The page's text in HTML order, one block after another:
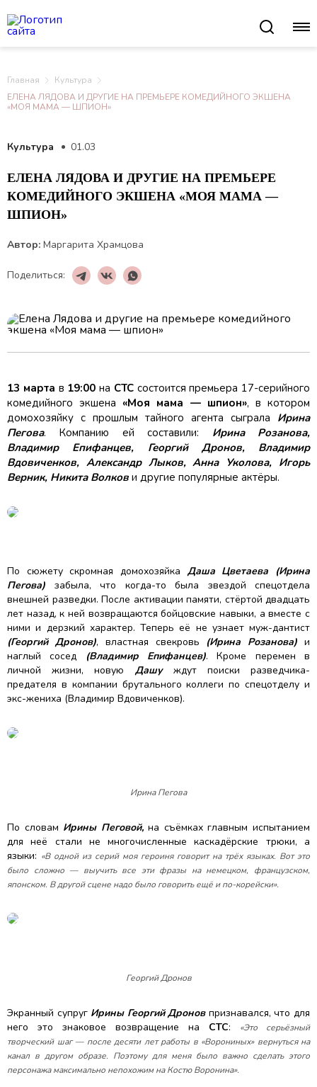
Главная
Культура
ЕЛЕНА ЛЯДОВА И ДРУГИЕ НА ПРЕМЬЕРЕ КОМЕДИЙНОГО ЭКШЕНА
«МОЯ МАМА — ШПИОН»
Культура 01.03
ЕЛЕНА ЛЯДОВА И ДРУГИЕ НА ПРЕМЬЕРЕ
КОМЕДИЙНОГО ЭКШЕНА «МОЯ МАМА —
ШПИОН»
Автор: Маргарита Храмцова
Поделиться:
13 марта в 19:00 на СТС состоится премьера 17-серийного
комедийного экшена «Моя мама — шпион», в котором
домохозяйку с прошлым тайного агента сыграла Ирина
Пегова. Компанию ей составили: Ирина Розанова,
Владимир Епифанцев, Георгий Дронов, Владимир
Вдовиченков, Александр Лыков, Анна Уколова, Игорь
Верник, Никита Волков и другие популярные актёры.
По сюжету скромная домохозяйка Даша Цветаева (Ирина
Пегова) забыла, что когда-то была звездой спецотдела
внешней разведки. После активации памяти, стёртой двадцать
лет назад, к ней возвращаются бойцовские навыки, а вместе с
ними и дерзкий характер. Теперь её не узнает муж-дантист
(Георгий Дронов), властная свекровь (Ирина Розанова) и
наглый сосед
(Владимир Епифанцев). Кроме перемен в
личной жизни, новую Дашу ждут поиски разведчика-
предателя в компании брутального коллеги по спецотделу и
экс-жениха (Владимир Вдовиченков).
Ирина Пегова
По словам Ирины Пеговой,на съёмках главным испытанием
для неё стали не многочисленные каскадёрские трюки, а
языки: «В одной из серий моя героиня говорит на трёх языках. Вот это
было сложно — выучить все эти фразы на немецком, французском,
японском. В другой сцене надо было говорить ещё и по-корейски».
Георгий Дронов
Экранный супруг Ирины Георгий Дроновпризнавался, что для
него это знаковое возвращение на СТС:
«Это серьёзный
творческий шаг — после десяти лет работы в «Ворониных» вернуться на
канал в другом образе. Поэтому для меня было важно сделать этого
персонажа максимально непохожим на Костю Воронина».